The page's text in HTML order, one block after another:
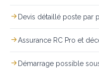
Devis détaillé poste par
Assurance RC Pro et
Démarrage possible